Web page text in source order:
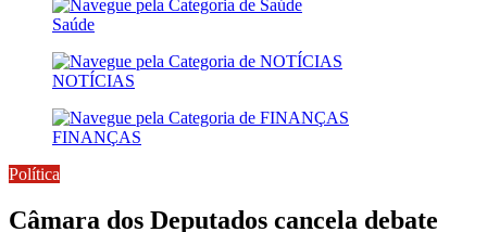
Saúde
NOTÍCIAS
FINANÇAS
Política
Câmara dos Deputados cancela debate